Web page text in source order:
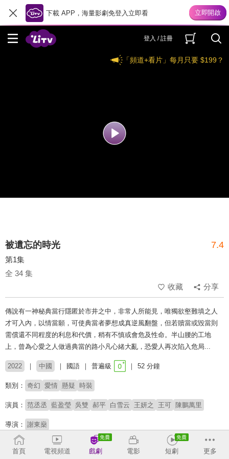
下載 APP，海量影劇免登入立即看
登入 / 註冊
「頻道+看片」每月只要 $199？
被遺忘的時光 7.4
第1集
全 34 集
收藏
分享
傳說有一神秘典當行隱匿於市井之中，非常人所能見，唯獨欲壑難填之人
才可入內，以情當願，可使典當者夢想成真逆風翻盤，但若贖當或毀當則
需償還不同程度的利息和代價，稍有不慎或會危及性命。半山腰的工地
上，曾為心愛之人做過典當的路小凡心緒大亂，恐愛人再次陷入危局...
2022 中國 國語 普遍級 52 分鐘
類別： 奇幻 愛情 懸疑 時裝
演員： 范丞丞 藍盈瑩 吳雙 郝平 白雪云 王妍之 王可 陳鵬萬里
導演： 謝東燊
首頁 電視頻道 戲劇 電影 短劇 更多